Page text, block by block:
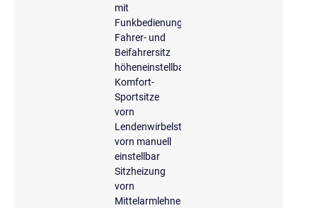
mit
Funkbedienung
Fahrer- und
Beifahrersitz
höheneinstellbar
Komfort-
Sportsitze
vorn
Lendenwirbelstütze
vorn manuell
einstellbar
Sitzheizung
vorn
Mittelarmlehne